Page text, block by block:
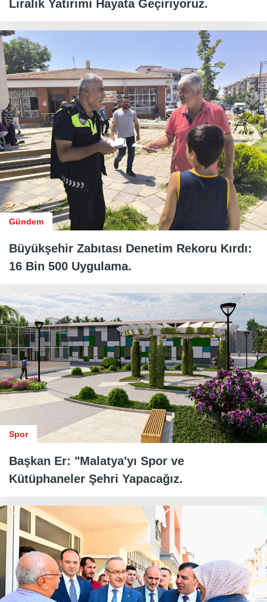
Liralık Yatırımı Hayata Geçiriyoruz.
Gündem
Büyükşehir Zabıtası Denetim Rekoru Kırdı:
16 Bin 500 Uygulama.
Spor
Başkan Er: "Malatya'yı Spor ve
Kütüphaneler Şehri Yapacağız.